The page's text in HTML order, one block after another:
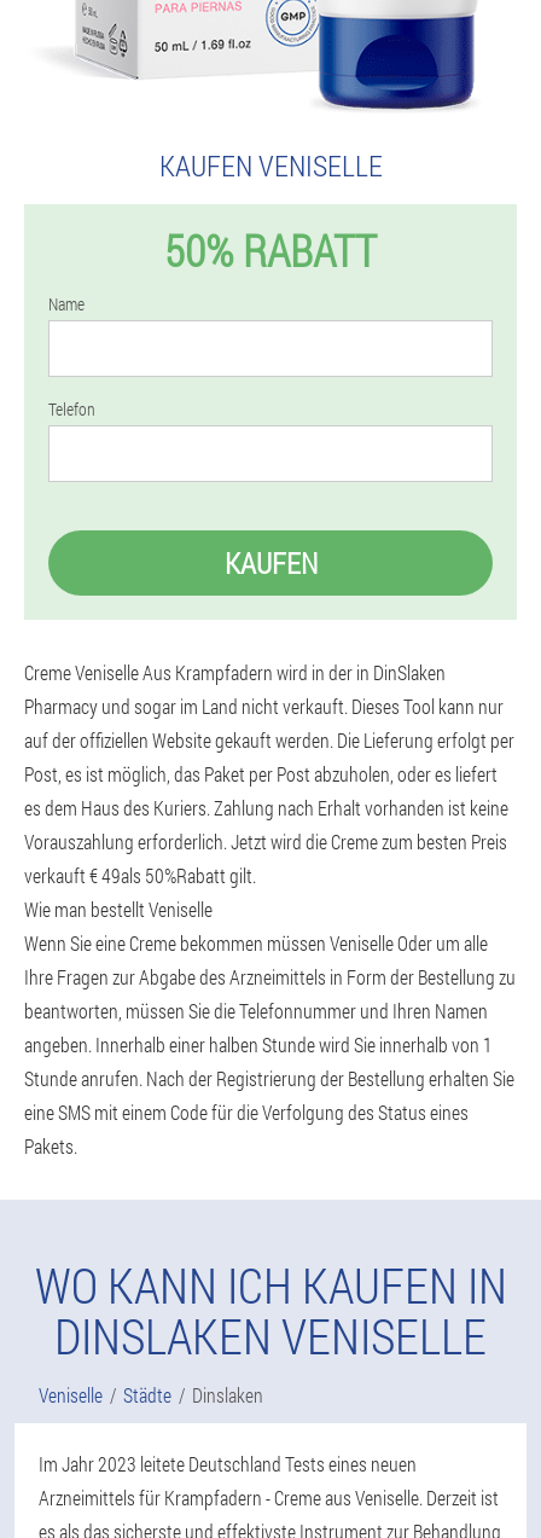
KAUFEN VENISELLE
50% RABATT
Name
Telefon
KAUFEN
Creme Veniselle Aus Krampfadern wird in der in DinSlaken
Pharmacy und sogar im Land nicht verkauft. Dieses Tool kann nur
auf der offiziellen Website gekauft werden. Die Lieferung erfolgt per
Post, es ist möglich, das Paket per Post abzuholen, oder es liefert
es dem Haus des Kuriers. Zahlung nach Erhalt vorhanden ist keine
Vorauszahlung erforderlich. Jetzt wird die Creme zum besten Preis
verkauft € 49als 50%Rabatt gilt.
Wie man bestellt Veniselle
Wenn Sie eine Creme bekommen müssen Veniselle Oder um alle
Ihre Fragen zur Abgabe des Arzneimittels in Form der Bestellung zu
beantworten, müssen Sie die Telefonnummer und Ihren Namen
angeben. Innerhalb einer halben Stunde wird Sie innerhalb von 1
Stunde anrufen. Nach der Registrierung der Bestellung erhalten Sie
eine SMS mit einem Code für die Verfolgung des Status eines
Pakets.
WO KANN ICH KAUFEN IN
DINSLAKEN VENISELLE
Veniselle Städte Dinslaken
Im Jahr 2023 leitete Deutschland Tests eines neuen
Arzneimittels für Krampfadern - Creme aus Veniselle. Derzeit ist
es als das sicherste und effektivste Instrument zur Behandlung